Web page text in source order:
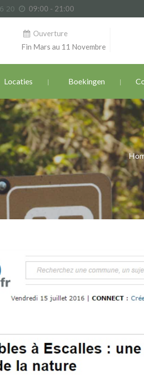
20 09:00 - 21:00
Ouverture
Fin Mars au 11 Novembre
Locaties Boekingen